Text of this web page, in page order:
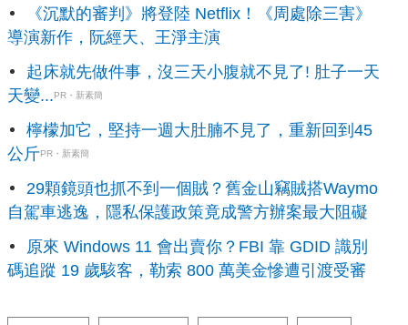
《沉默的審判》將登陸 Netflix！《周處除三害》
導演新作，阮經天、王淨主演
起床就先做件事，沒三天小腹就不見了! 肚子一天
天變... PR・新素簡
檸檬加它，堅持一週大肚腩不見了，重新回到45
公斤PR・新素簡
29顆鏡頭也抓不到一個賊？舊金山竊賊搭Waymo
自駕車逃逸，隱私保護政策竟成警方辦案最大阻礙
原來 Windows 11 會出賣你？FBI 靠 GDID 識別
碼追蹤 19 歲駭客，勒索 800 萬美金慘遭引渡受審